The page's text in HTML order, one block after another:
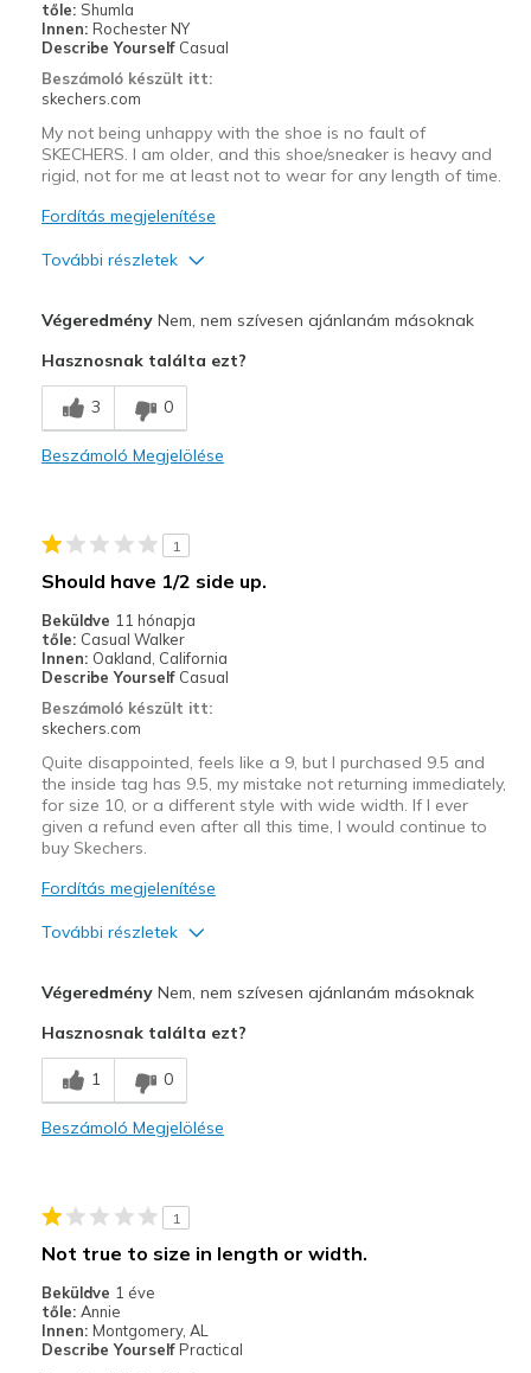
tőle: Shumla
Innen: Rochester NY
Describe Yourself Casual
Beszámoló készült itt:
skechers.com
My not being unhappy with the shoe is no fault of
SKECHERS. I am older, and this shoe/sneaker is heavy and
rigid, not for me at least not to wear for any length of time.
Fordítás megjelenítése
További részletek
Durable
Kontra
Heavy
Width
Feels too narrow
Sizing
Feels true to size
View On Shoes
Shoes are for Wearing
VégeredményNem, nem szívesen ajánlanám másoknak
Hasznosnak találta ezt?
3 0
Beszámoló Megjelölése
1
Should have 1/2 side up.
Beküldve 11 hónapja
tőle: Casual Walker
Innen: Oakland, California
Describe Yourself Casual
Beszámoló készült itt:
skechers.com
Quite disappointed, feels like a 9, but I purchased 9.5 and
the inside tag has 9.5, my mistake not returning immediately,
for size 10, or a different style with wide width. If I ever
given a refund even after all this time, I would continue to
buy Skechers.
Fordítás megjelenítése
További részletek
Legjobb használat
Casual Wear
VégeredményNem, nem szívesen ajánlanám másoknak
Hasznosnak találta ezt?
1 0
Beszámoló Megjelölése
1
Not true to size in length or width.
Beküldve 1 éve
tőle: Annie
Innen: Montgomery, AL
Describe Yourself Practical